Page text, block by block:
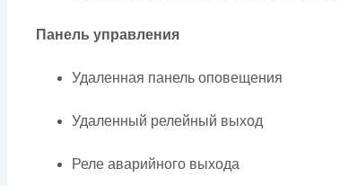
Панель управления
Удаленная панель оповещения
Удаленный релейный выход
Реле аварийного выхода